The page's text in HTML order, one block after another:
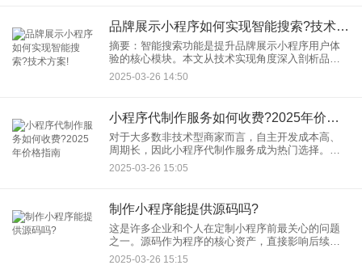
品牌展示小程序如何实现智能搜索?技术方案!
摘要：智能搜索功能是提升品牌展示小程序用户体
验的核心模块。本文从技术实现角度深入剖析品牌
搜索功能的架构设计、核心算法与优化策略，为开
发者提供可落地的解决方案。 一、智能搜索的技术
2025-03-26 14:50
小程序代制作服务如何收费?2025年价格指南
对于大多数非技术型商家而言，自主开发成本高、
周期长，因此小程序代制作服务成为热门选择。然
而，市场报价从几千元到几十万元不等，价格差异
的背后究竟隐藏哪些关键因素？本文将深度解析行
2025-03-26 15:05
制作小程序能提供源码吗?
这是许多企业和个人在定制小程序前最关心的问题
之一。源码作为程序的核心资产，直接影响后续维
护、二次开发和数据安全。本文将深度解析不同开
发模式下源码的归属问题，并给出专业建议。 一、
2025-03-26 15:15